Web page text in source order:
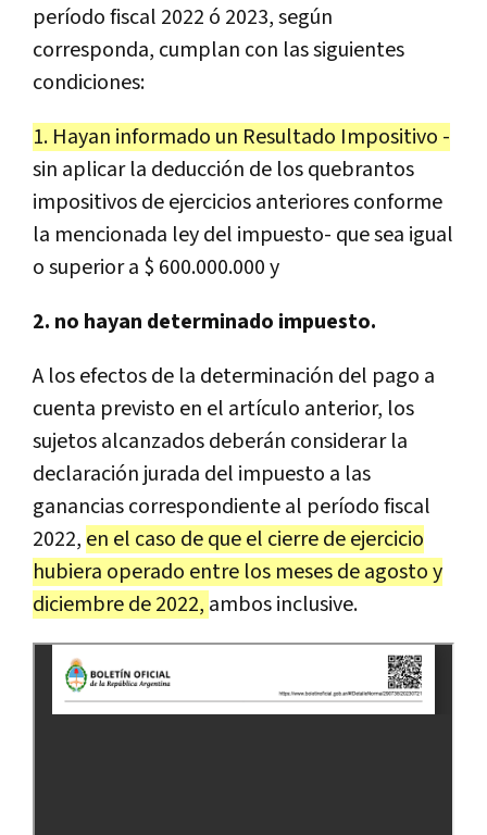
período fiscal 2022 ó 2023, según
corresponda, cumplan con las siguientes
condiciones:
1. Hayan informado un Resultado Impositivo -
sin aplicar la deducción de los quebrantos
impositivos de ejercicios anteriores conforme
la mencionada ley del impuesto- que sea igual
o superior a $ 600.000.000 y
2. no hayan determinado impuesto.
A los efectos de la determinación del pago a
cuenta previsto en el artículo anterior, los
sujetos alcanzados deberán considerar la
declaración jurada del impuesto a las
ganancias correspondiente al período fiscal
2022, en el caso de que el cierre de ejercicio
hubiera operado entre los meses de agosto y
diciembre de 2022, ambos inclusive.